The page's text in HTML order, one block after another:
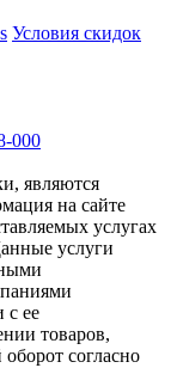
Условия скидок
000
являются
на сайте
услугах
услуги
с ее
товаров,
согласно